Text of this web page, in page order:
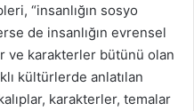
“insanlığın sosyo
de insanlığın evrensel
ve karakterler bütünü olan
kültürlerde anlatılan
karakterler, temalar